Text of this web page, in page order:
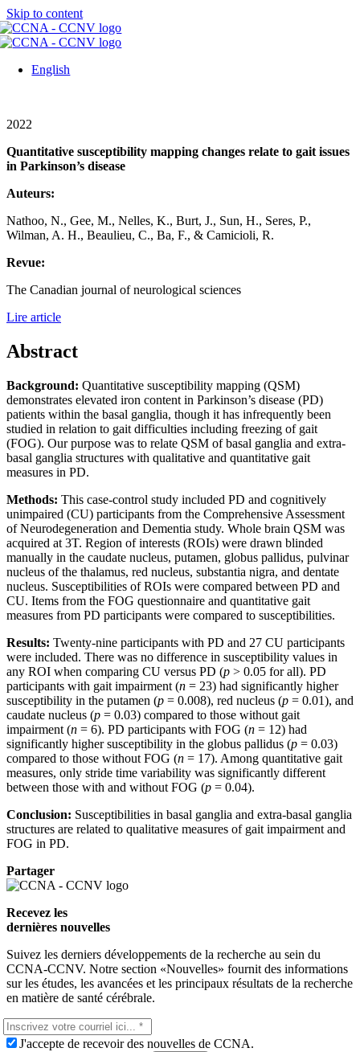
Skip to content
English
2022
Quantitative susceptibility mapping changes relate to gait issues
in Parkinson’s disease
Auteurs:
Nathoo, N., Gee, M., Nelles, K., Burt, J., Sun, H., Seres, P.,
Wilman, A. H., Beaulieu, C., Ba, F., & Camicioli, R.
Revue:
The Canadian journal of neurological sciences
Lire article
Abstract
Background: Quantitative susceptibility mapping (QSM)
demonstrates elevated iron content in Parkinson’s disease (PD)
patients within the basal ganglia, though it has infrequently been
studied in relation to gait difficulties including freezing of gait
(FOG). Our purpose was to relate QSM of basal ganglia and extra-
basal ganglia structures with qualitative and quantitative gait
measures in PD.
Methods: This case-control study included PD and cognitively
unimpaired (CU) participants from the Comprehensive Assessment
of Neurodegeneration and Dementia study. Whole brain QSM was
acquired at 3T. Region of interests (ROIs) were drawn blinded
manually in the caudate nucleus, putamen, globus pallidus, pulvinar
nucleus of the thalamus, red nucleus, substantia nigra, and dentate
nucleus. Susceptibilities of ROIs were compared between PD and
CU. Items from the FOG questionnaire and quantitative gait
measures from PD participants were compared to susceptibilities.
Results: Twenty-nine participants with PD and 27 CU participants
were included. There was no difference in susceptibility values in
any ROI when comparing CU versus PD (p > 0.05 for all). PD
participants with gait impairment (n = 23) had significantly higher
susceptibility in the putamen (p = 0.008), red nucleus (p = 0.01), and
caudate nucleus (p = 0.03) compared to those without gait
impairment (n = 6). PD participants with FOG (n = 12) had
significantly higher susceptibility in the globus pallidus (p = 0.03)
compared to those without FOG (n = 17). Among quantitative gait
measures, only stride time variability was significantly different
between those with and without FOG (p = 0.04).
Conclusion: Susceptibilities in basal ganglia and extra-basal ganglia
structures are related to qualitative measures of gait impairment and
FOG in PD.
Partager
Recevez les
dernières nouvelles
Suivez les derniers développements de la recherche au sein du
CCNA-CCNV. Notre section «Nouvelles» fournit des informations
sur les études, les avancées et les principaux résultats de la recherche
en matière de santé cérébrale.
J'accepte de recevoir des nouvelles de CCNA.